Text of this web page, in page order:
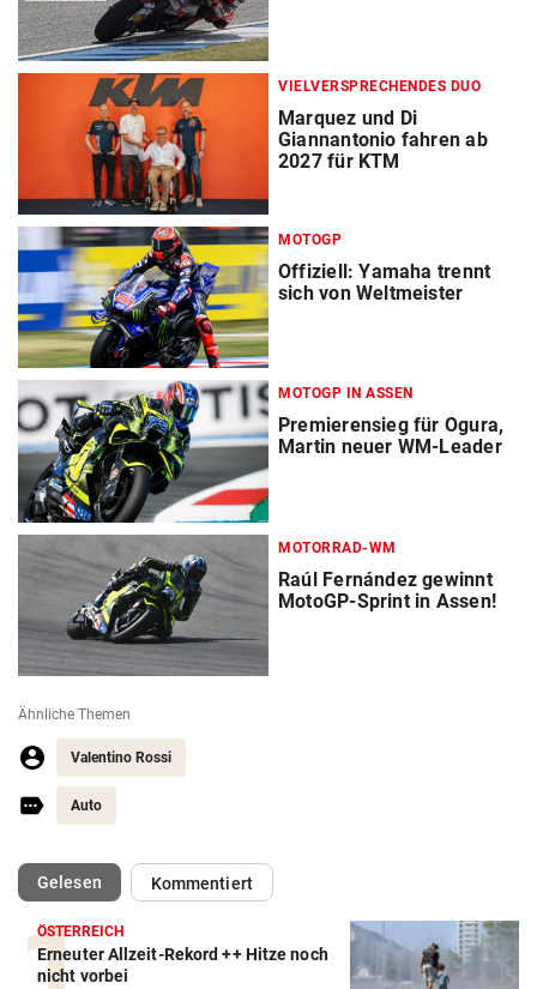
VIELVERSPRECHENDES DUO
Marquez und Di
Giannantonio fahren ab
2027 für KTM
MOTOGP
Offiziell: Yamaha trennt
sich von Weltmeister
MOTOGP IN ASSEN
Premierensieg für Ogura,
Martin neuer WM-Leader
MOTORRAD-WM
Raúl Fernández gewinnt
MotoGP-Sprint in Assen!
Ähnliche Themen
Valentino Rossi
Auto
Gelesen(ausgewählt)Kommentiert
ÖSTERREICH
Erneuter Allzeit-Rekord ++ Hitze noch
nicht vorbei
Action-Cam Vergleich